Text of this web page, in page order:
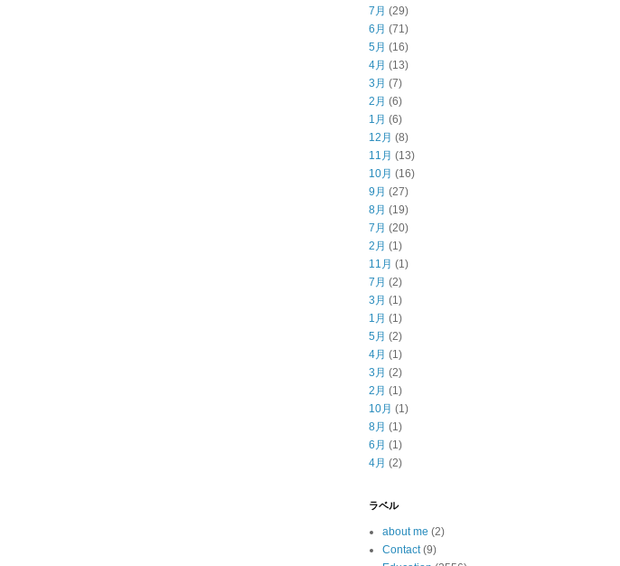
7月 (29)
6月 (71)
5月 (16)
4月 (13)
3月 (7)
2月 (6)
1月 (6)
12月 (8)
11月 (13)
10月 (16)
9月 (27)
8月 (19)
7月 (20)
2月 (1)
11月 (1)
7月 (2)
3月 (1)
1月 (1)
5月 (2)
4月 (1)
3月 (2)
2月 (1)
10月 (1)
8月 (1)
6月 (1)
4月 (2)
ラベル
about me (2)
Contact (9)